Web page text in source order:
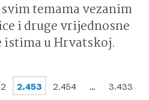
temama vezanim
i druge vrijednosne
u Hrvatskoj.
2.453 2.454 …
3.433